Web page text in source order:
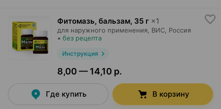
Фитомазь, бальзам, 35 г ×1
для наружного применения, ВИС, Россия
• без рецепта
Инструкция
8,00 — 14,10 р.
Где купить В корзину